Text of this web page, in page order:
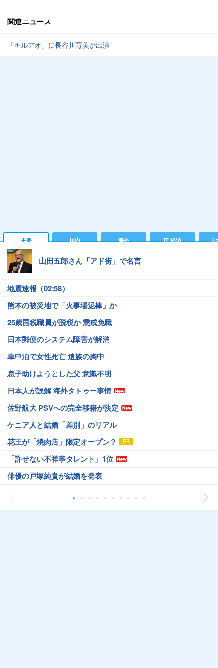
関連ニュース
「キルアオ」に長谷川育美が出演
主要 国内 海外 IT 経済 ス
山田五郎さん「アド街」で名言
地震速報（02:58）
熊本の被災地で「火事場泥棒」か
25歳国税職員が脱税か 懲戒免職
日本郵便のシステム障害が解消
車中泊で女性死亡 遺族の胸中
息子助けようとした父 意識不明
日本人が誤解 海外タトゥー事情
佐野航大 PSVへの完全移籍が決定
ケニア人と結婚「差別」のリアル
花王が「焼肉店」限定オープン？
「許せない不祥事タレント」1位
俳優の戸塚純貴が結婚を発表